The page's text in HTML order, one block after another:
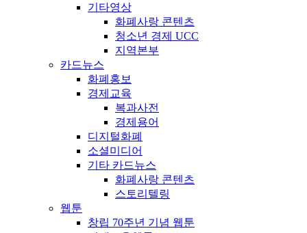
기타영상
화폐사랑 콘텐츠
청소년 경제 UCC
지역본부
카드뉴스
화폐홍보
경제교육
복과사전
경제용어
디지털화폐
소셜미디어
기타 카드뉴스
화폐사랑 콘텐츠
스토리텔링
웹툰
창립 70주년 기념 웹툰